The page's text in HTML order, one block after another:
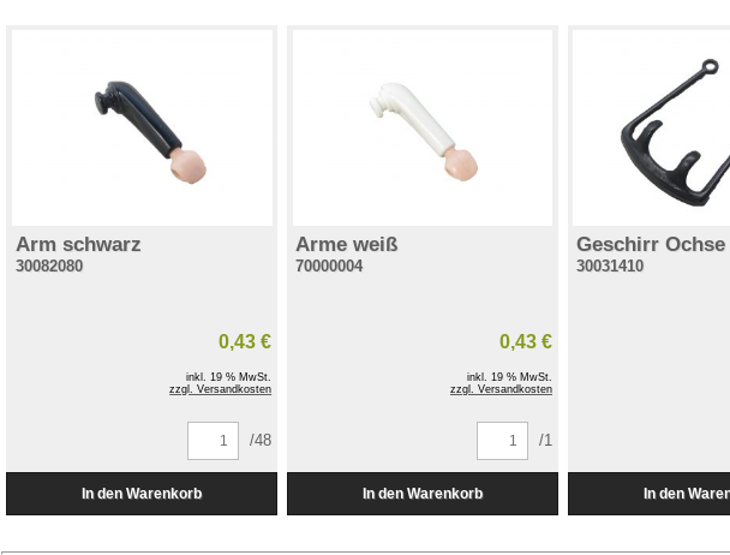
Arm schwarz
30082080
0,43 €
inkl. 19 % MwSt.
zzgl. Versandkosten
/48
Arme weiß
70000004
0,43 €
inkl. 19 % MwSt.
zzgl. Versandkosten
/1
Geschirr Ochse
30031410